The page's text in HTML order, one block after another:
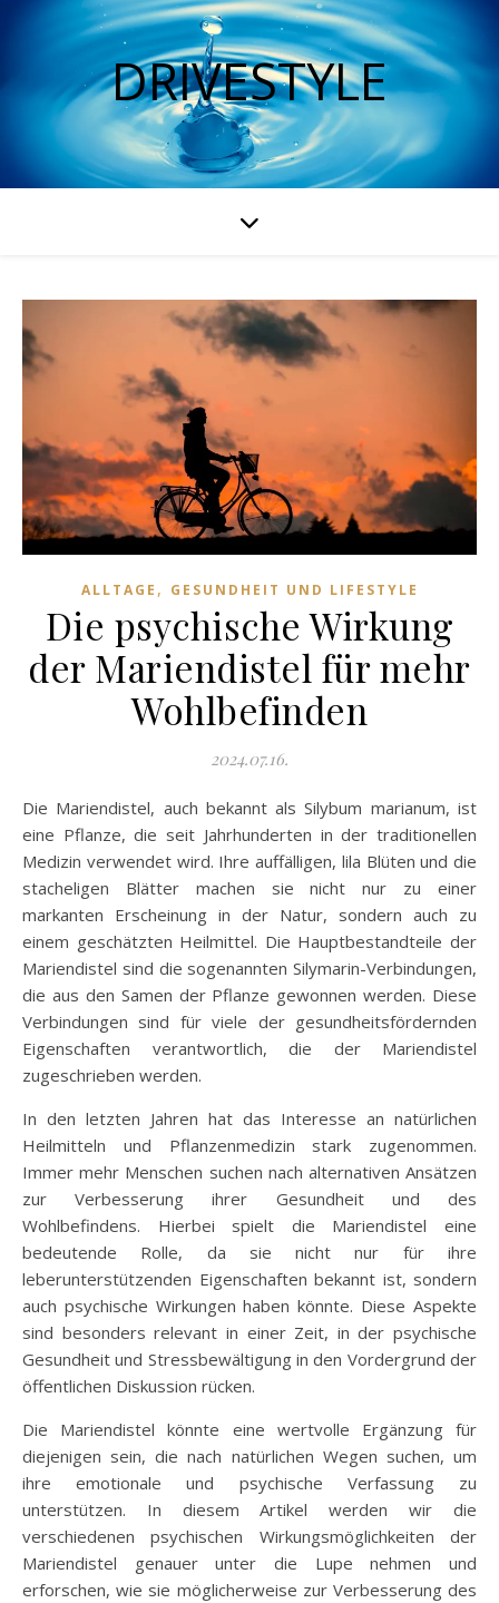
DRIVESTYLE
ALLTAGE , GESUNDHEIT UND LIFESTYLE
Die psychische Wirkung
der Mariendistel für mehr
Wohlbefinden
2024.07.16.
Die Mariendistel, auch bekannt als Silybum marianum, ist
eine Pflanze, die seit Jahrhunderten in der traditionellen
Medizin verwendet wird. Ihre auffälligen, lila Blüten und die
stacheligen Blätter machen sie nicht nur zu einer
markanten Erscheinung in der Natur, sondern auch zu
einem geschätzten Heilmittel. Die Hauptbestandteile der
Mariendistel sind die sogenannten Silymarin-Verbindungen,
die aus den Samen der Pflanze gewonnen werden. Diese
Verbindungen sind für viele der gesundheitsfördernden
Eigenschaften verantwortlich, die der Mariendistel
zugeschrieben werden.
In den letzten Jahren hat das Interesse an natürlichen
Heilmitteln und Pflanzenmedizin stark zugenommen.
Immer mehr Menschen suchen nach alternativen Ansätzen
zur Verbesserung ihrer Gesundheit und des
Wohlbefindens. Hierbei spielt die Mariendistel eine
bedeutende Rolle, da sie nicht nur für ihre
leberunterstützenden Eigenschaften bekannt ist, sondern
auch psychische Wirkungen haben könnte. Diese Aspekte
sind besonders relevant in einer Zeit, in der psychische
Gesundheit und Stressbewältigung in den Vordergrund der
öffentlichen Diskussion rücken.
Die Mariendistel könnte eine wertvolle Ergänzung für
diejenigen sein, die nach natürlichen Wegen suchen, um
ihre emotionale und psychische Verfassung zu
unterstützen. In diesem Artikel werden wir die
verschiedenen psychischen Wirkungsmöglichkeiten der
Mariendistel genauer unter die Lupe nehmen und
erforschen, wie sie möglicherweise zur Verbesserung des